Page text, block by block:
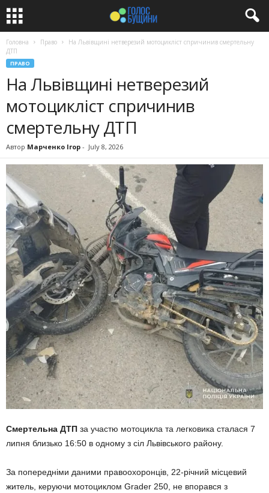
Головна Право
На Львівщині нетверезий мотоцикліст спричинив смертельну
ДТП
ПРАВО
На Львівщині нетверезий
мотоцикліст спричинив
смертельну ДТП
Автор Марченко Ігор - July 8, 2026
Смертельна ДТП за участю мотоцикла та легковика сталася 7
липня близько 16:50 в одному з сіл Львівського району.
За попередніми даними правоохоронців, 22-річний місцевий
житель, керуючи мотоциклом Grader 250, не впорався з